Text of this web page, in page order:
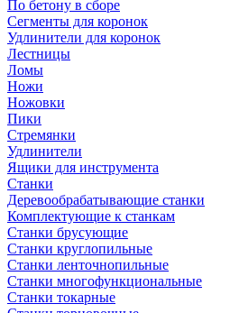
По бетону в сборе
Сегменты для коронок
Удлинители для коронок
Лестницы
Ломы
Ножи
Ножовки
Пики
Стремянки
Удлинители
Ящики для инструмента
Станки
Деревообрабатывающие станки
Комплектующие к станкам
Станки брусующие
Станки круглопильные
Станки ленточнопильные
Станки многофункциональные
Станки токарные